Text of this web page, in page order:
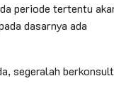
periode tertentu
dasarnya ada
segeralah